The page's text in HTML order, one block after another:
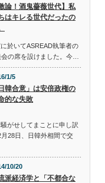
激論！酒鬼薔薇世代】私
はキレる世代だったの
於いてASREAD執筆者の
の席を設けました。今…
1/5
日韓合意」は安倍政権の
的な失敗
がせしてまことに申し訳
28日、日韓外相間で交
10/20
派経済学と「不都合な